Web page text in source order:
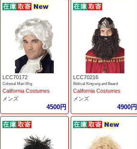
LCC70172
Colonial Man Wig
California Costumes
メンズ
4500円
LCC70216
Biblical King wig and Beard
California Costumes
メンズ
4900円